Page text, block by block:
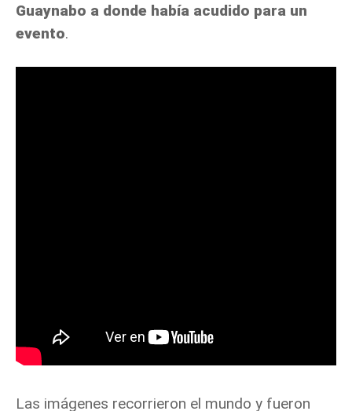
Guaynabo a donde había acudido para un
evento.
Las imágenes recorrieron el mundo y fueron